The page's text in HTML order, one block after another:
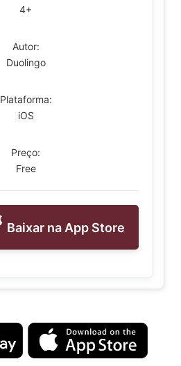
4+
Autor:
Duolingo
Plataforma:
iOS
Preço:
Free
Baixar na App Store